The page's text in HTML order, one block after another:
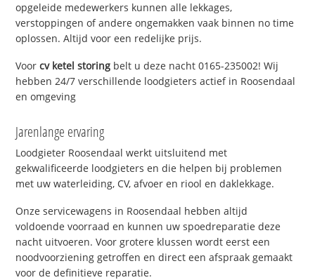
opgeleide medewerkers kunnen alle lekkages,
verstoppingen of andere ongemakken vaak binnen no time
oplossen. Altijd voor een redelijke prijs.
Voorcv ketel storing belt u deze nacht 0165-235002! Wij
hebben 24/7 verschillende loodgieters actief in Roosendaal
en omgeving
Jarenlange ervaring
Loodgieter Roosendaal werkt uitsluitend met
gekwalificeerde loodgieters en die helpen bij problemen
met uw waterleiding, CV, afvoer en riool en daklekkage.
Onze servicewagens in Roosendaal hebben altijd
voldoende voorraad en kunnen uw spoedreparatie deze
nacht uitvoeren. Voor grotere klussen wordt eerst een
noodvoorziening getroffen en direct een afspraak gemaakt
voor de definitieve reparatie.